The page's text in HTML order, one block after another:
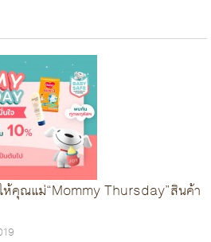
ห้คุณแม่“Mommy Thursday”สินค้า